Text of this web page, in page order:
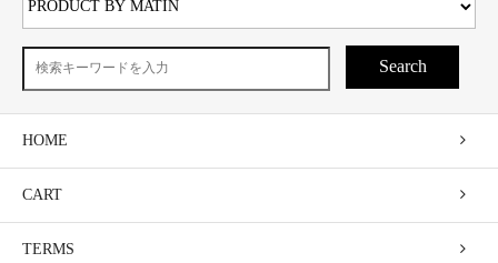
Search
HOME
CART
TERMS